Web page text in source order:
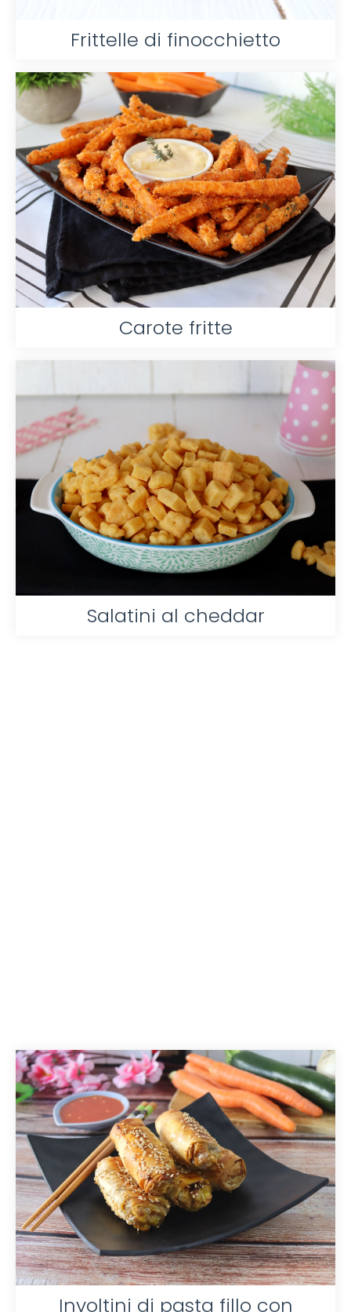
Frittelle di finocchietto
Carote fritte
Salatini al cheddar
Involtini di pasta fillo con